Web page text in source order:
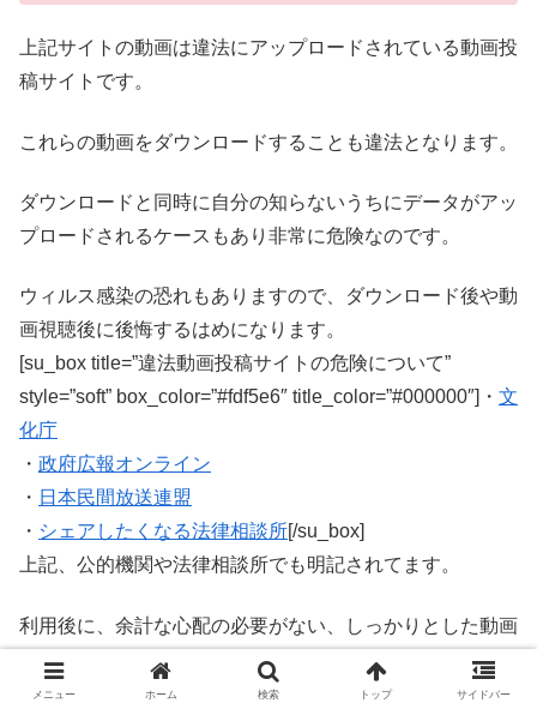
上記サイトの動画は違法にアップロードされている動画投
稿サイトです。
これらの動画をダウンロードすることも違法となります。
ダウンロードと同時に自分の知らないうちにデータがアッ
プロードされるケースもあり非常に危険なのです。
ウィルス感染の恐れもありますので、ダウンロード後や動
画視聴後に後悔するはめになります。
[su_box title=”違法動画投稿サイトの危険について”
style=”soft” box_color=”#fdf5e6″ title_color=”#000000″]・ 文
化庁
・ 政府広報オンライン
・ 日本民間放送連盟
・ シェアしたくなる法律相談所[/su_box]
上記、公的機関や法律相談所でも明記されてます。
利用後に、余計な心配の必要がない、しっかりとした動画
配信サービス(VOD)で見ることが、結局、安心でお得なの
です。
メニュー ホーム 検索 トップ サイドバー